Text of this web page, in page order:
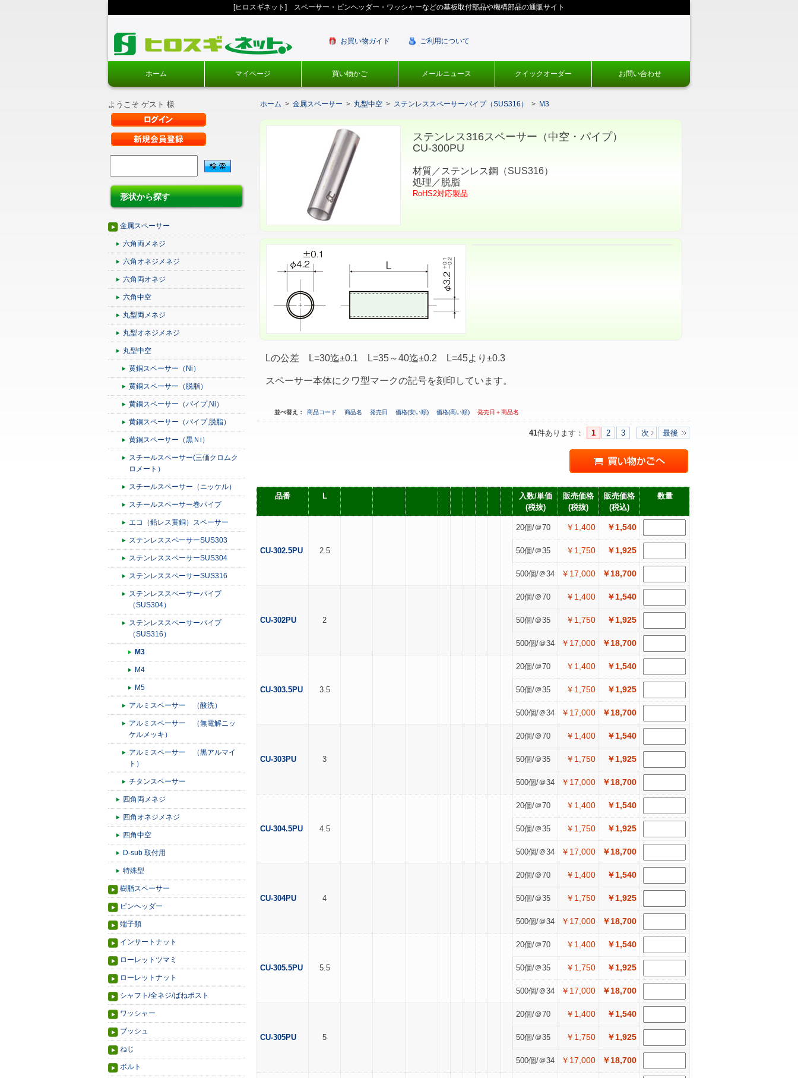
[ヒロスギネット] スペーサー・ピンヘッダー・ワッシャーなどの基板取付部品や機構部品の通販サイト
お買い物ガイド ご利用について
ホーム マイページ 買い物かご メールニュース クイックオーダー お問い合わせ
ようこそ ゲスト 様
形状から探す
金属スペーサー
六角両メネジ
六角オネジメネジ
六角両オネジ
六角中空
丸型両メネジ
丸型オネジメネジ
丸型中空
黄銅スペーサー（Ni）
黄銅スペーサー（脱脂）
黄銅スペーサー（パイプ,Ni）
黄銅スペーサー（パイプ,脱脂）
黄銅スペーサー（黒Ｎi）
スチールスペーサー(三価クロムク
ロメート）
スチールスペーサー（ニッケル）
スチールスペーサー巻パイプ
エコ（鉛レス黄銅）スペーサー
ステンレススペーサーSUS303
ステンレススペーサーSUS304
ステンレススペーサーSUS316
ステンレススペーサーパイプ
（SUS304）
ステンレススペーサーパイプ
（SUS316）
M3
M4
M5
アルミスペーサー （酸洗）
アルミスペーサー （無電解ニッ
ケルメッキ）
アルミスペーサー （黒アルマイ
ト）
チタンスペーサー
四角両メネジ
四角オネジメネジ
四角中空
D-sub 取付用
特殊型
樹脂スペーサー
ピンヘッダー
端子類
インサートナット
ローレットツマミ
ローレットナット
シャフト/全ネジ/ばねポスト
ワッシャー
ブッシュ
ねじ
ボルト
ホーム > 金属スペーサー > 丸型中空 > ステンレススペーサーパイプ（SUS316） > M3
ステンレス316スペーサー（中空・パイプ）
CU-300PU
材質／ステンレス鋼（SUS316）
処理／脱脂
RoHS2対応製品
Lの公差 L=30迄±0.1 L=35～40迄±0.2 L=45より±0.3
スペーサー本体にクワ型マークの記号を刻印しています。
並べ替え： 商品コード 商品名 発売日 価格(安い順) 価格(高い順) 発売日＋商品名
41件あります ： 1 2 3 次 最後
品番 L
入数/単価
(税抜)
販売価格
(税抜)
販売価格
(税込)
数量
CU-302.5PU 2.5
20個/＠70 ￥1,400 ￥1,540
50個/＠35 ￥1,750 ￥1,925
500個/＠34 ￥17,000 ￥18,700
CU-302PU 2
20個/＠70 ￥1,400 ￥1,540
50個/＠35 ￥1,750 ￥1,925
500個/＠34 ￥17,000 ￥18,700
CU-303.5PU 3.5
20個/＠70 ￥1,400 ￥1,540
50個/＠35 ￥1,750 ￥1,925
500個/＠34 ￥17,000 ￥18,700
CU-303PU 3
20個/＠70 ￥1,400 ￥1,540
50個/＠35 ￥1,750 ￥1,925
500個/＠34 ￥17,000 ￥18,700
CU-304.5PU 4.5
20個/＠70 ￥1,400 ￥1,540
50個/＠35 ￥1,750 ￥1,925
500個/＠34 ￥17,000 ￥18,700
CU-304PU 4
20個/＠70 ￥1,400 ￥1,540
50個/＠35 ￥1,750 ￥1,925
500個/＠34 ￥17,000 ￥18,700
CU-305.5PU 5.5
20個/＠70 ￥1,400 ￥1,540
50個/＠35 ￥1,750 ￥1,925
500個/＠34 ￥17,000 ￥18,700
CU-305PU 5
20個/＠70 ￥1,400 ￥1,540
50個/＠35 ￥1,750 ￥1,925
500個/＠34 ￥17,000 ￥18,700